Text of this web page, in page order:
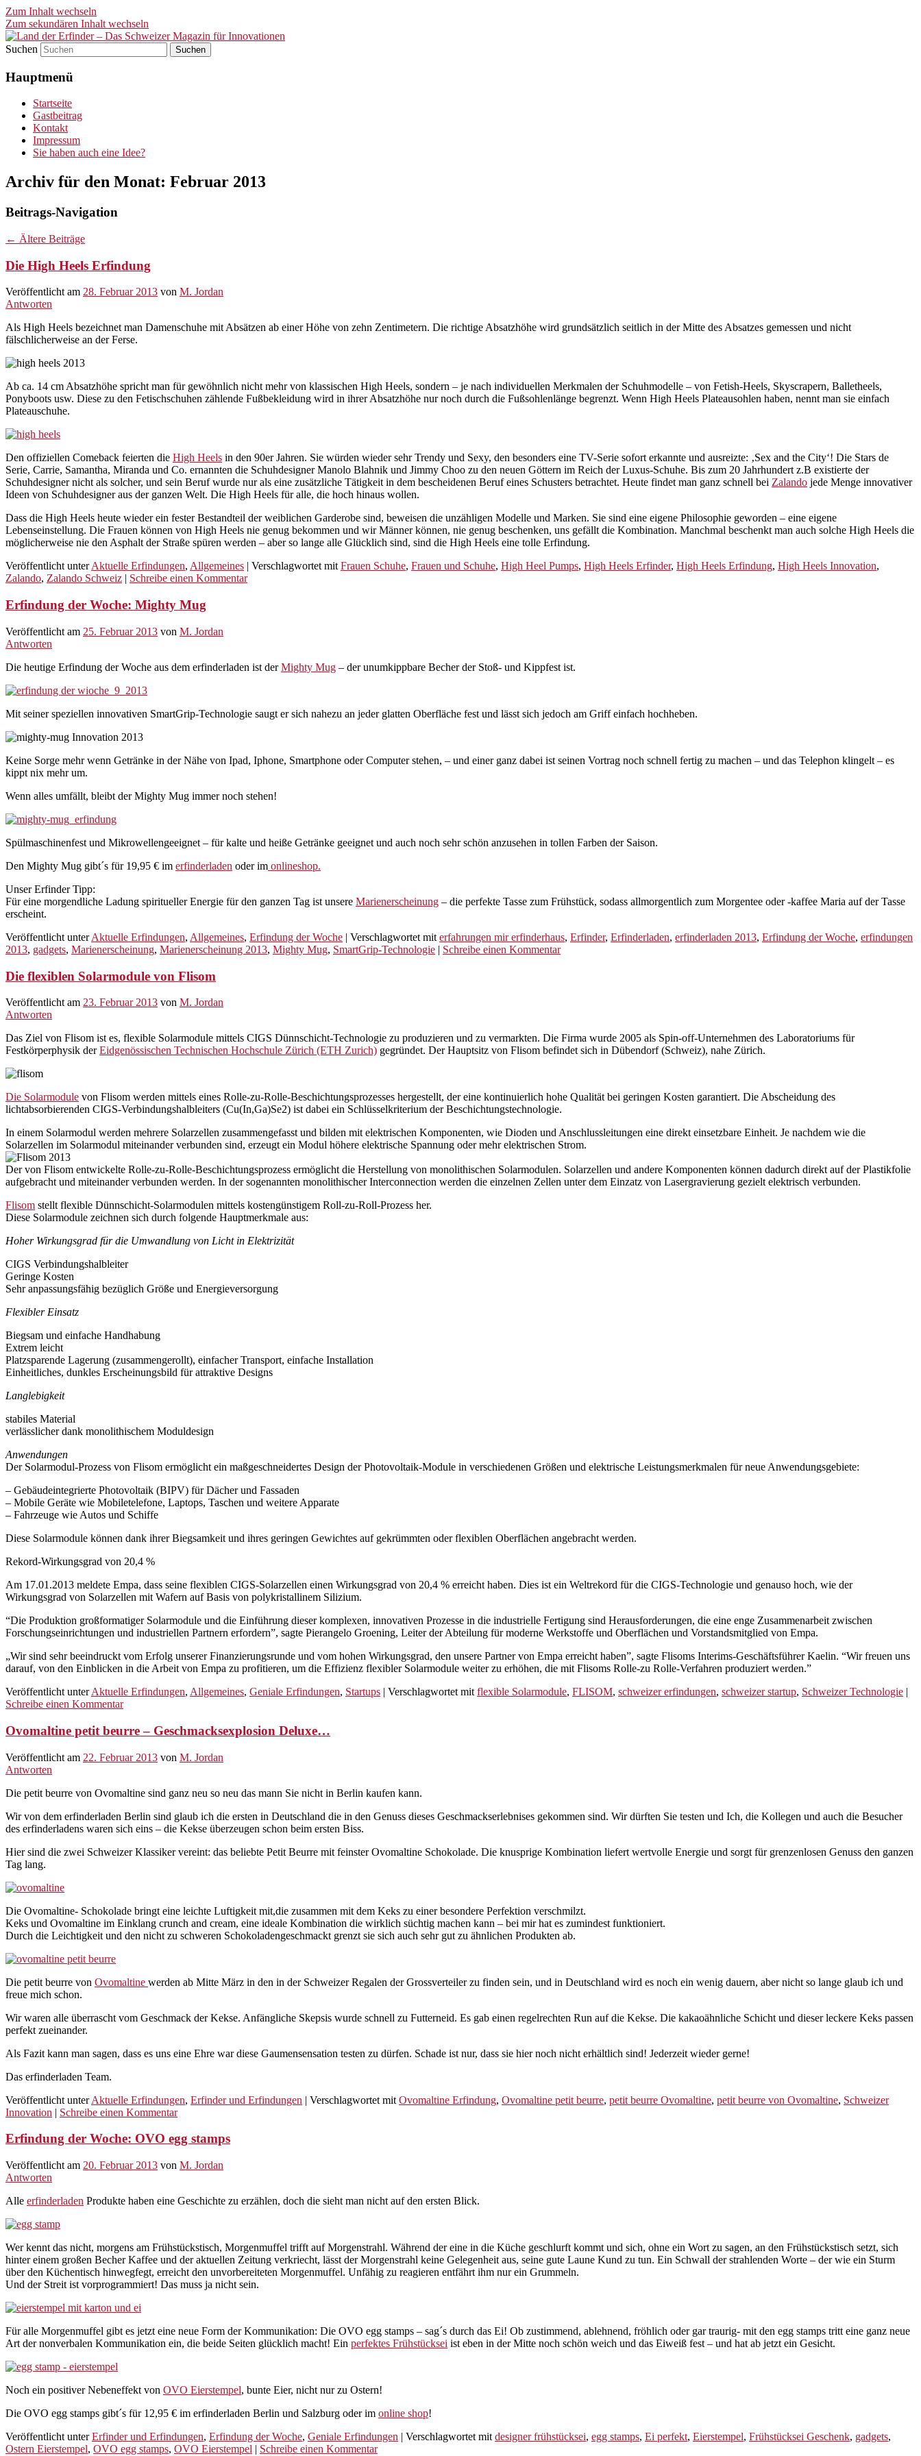
Zum Inhalt wechseln
Zum sekundären Inhalt wechseln
Land der Erfinder – Das Schweizer Magazin für Innovationen
Suchen
Hauptmenü
Startseite
Gastbeitrag
Kontakt
Impressum
Sie haben auch eine Idee?
Archiv für den Monat: Februar 2013
Beitrags-Navigation
← Ältere Beiträge
Die High Heels Erfindung
Veröffentlicht am 28. Februar 2013 von M. Jordan
Antworten
Als High Heels bezeichnet man Damenschuhe mit Absätzen ab einer Höhe von zehn Zentimetern. Die richtige Absatzhöhe wird grundsätzlich seitlich in der Mitte des Absatzes gemessen und nicht
fälschlicherweise an der Ferse.
Ab ca. 14 cm Absatzhöhe spricht man für gewöhnlich nicht mehr von klassischen High Heels, sondern – je nach individuellen Merkmalen der Schuhmodelle – von Fetish-Heels, Skyscrapern, Balletheels,
Ponyboots usw. Diese zu den Fetischschuhen zählende Fußbekleidung wird in ihrer Absatzhöhe nur noch durch die Fußsohlenlänge begrenzt. Wenn High Heels Plateausohlen haben, nennt man sie einfach
Plateauschuhe.
Den offiziellen Comeback feierten die High Heels in den 90er Jahren. Sie würden wieder sehr Trendy und Sexy, den besonders eine TV-Serie sofort erkannte und ausreizte: ‚Sex and the City‘! Die Stars de
Serie, Carrie, Samantha, Miranda und Co. ernannten die Schuhdesigner Manolo Blahnik und Jimmy Choo zu den neuen Göttern im Reich der Luxus-Schuhe. Bis zum 20 Jahrhundert z.B existierte der
Schuhdesigner nicht als solcher, und sein Beruf wurde nur als eine zusätzliche Tätigkeit in dem bescheidenen Beruf eines Schusters betrachtet. Heute findet man ganz schnell bei Zalando jede Menge innovativer
Ideen von Schuhdesigner aus der ganzen Welt. Die High Heels für alle, die hoch hinaus wollen.
Dass die High Heels heute wieder ein fester Bestandteil der weiblichen Garderobe sind, beweisen die unzähligen Modelle und Marken. Sie sind eine eigene Philosophie geworden – eine eigene
Lebenseinstellung. Die Frauen können von High Heels nie genug bekommen und wir Männer können, nie genug beschenken, uns gefällt die Kombination. Manchmal beschenkt man auch solche High Heels die
möglicherweise nie den Asphalt der Straße spüren werden – aber so lange alle Glücklich sind, sind die High Heels eine tolle Erfindung.
Veröffentlicht unterAktuelle Erfindungen, Allgemeines | Verschlagwortet mit Frauen Schuhe, Frauen und Schuhe, High Heel Pumps, High Heels Erfinder, High Heels Erfindung, High Heels Innovation,
Zalando, Zalando Schweiz | Schreibe einen Kommentar
Erfindung der Woche: Mighty Mug
Veröffentlicht am 25. Februar 2013 von M. Jordan
Antworten
Die heutige Erfindung der Woche aus dem erfinderladen ist derMighty Mug – der unumkippbare Becher der Stoß- und Kippfest ist.
Mit seiner speziellen innovativen SmartGrip-Technologie saugt er sich nahezu an jeder glatten Oberfläche fest und lässt sich jedoch am Griff einfach hochheben.
Keine Sorge mehr wenn Getränke in der Nähe von Ipad, Iphone, Smartphone oder Computer stehen, – und einer ganz dabei ist seinen Vortrag noch schnell fertig zu machen – und das Telephon klingelt – es
kippt nix mehr um.
Wenn alles umfällt, bleibt der Mighty Mug immer noch stehen!
Spülmaschinenfest und Mikrowellengeeignet – für kalte und heiße Getränke geeignet und auch noch sehr schön anzusehen in tollen Farben der Saison.
Den Mighty Mug gibt´s für 19,95 € im erfinderladen oder im onlineshop.
Unser Erfinder Tipp:
Für eine morgendliche Ladung spiritueller Energie für den ganzen Tag ist unsere Marienerscheinung – die perfekte Tasse zum Frühstück, sodass allmorgentlich zum Morgentee oder -kaffee Maria auf der Tasse
erscheint.
Veröffentlicht unter Aktuelle Erfindungen, Allgemeines, Erfindung der Woche | Verschlagwortet mit erfahrungen mir erfinderhaus, Erfinder, Erfinderladen, erfinderladen 2013, Erfindung der Woche, erfindungen
2013, gadgets, Marienerscheinung, Marienerscheinung 2013, Mighty Mug, SmartGrip-Technologie | Schreibe einen Kommentar
Die flexiblen Solarmodule von Flisom
Veröffentlicht am 23. Februar 2013 von M. Jordan
Antworten
Das Ziel von Flisom ist es, flexible Solarmodule mittels CIGS Dünnschicht-Technologie zu produzieren und zu vermarkten. Die Firma wurde 2005 als Spin-off-Unternehmen des Laboratoriums für
Festkörperphysik derEidgenössischen Technischen Hochschule Zürich (ETH Zurich) gegründet. Der Hauptsitz von Flisom befindet sich in Dübendorf (Schweiz), nahe Zürich.
Die Solarmodule von Flisom werden mittels eines Rolle-zu-Rolle-Beschichtungsprozesses hergestellt, der eine kontinuierlich hohe Qualität bei geringen Kosten garantiert. Die Abscheidung des
lichtabsorbierenden CIGS-Verbindungshalbleiters (Cu(In,Ga)Se2) ist dabei ein Schlüsselkriterium der Beschichtungstechnologie.
In einem Solarmodul werden mehrere Solarzellen zusammengefasst und bilden mit elektrischen Komponenten, wie Dioden und Anschlussleitungen eine direkt einsetzbare Einheit. Je nachdem wie die
Solarzellen im Solarmodul miteinander verbunden sind, erzeugt ein Modul höhere elektrische Spannung oder mehr elektrischen Strom.
Der von Flisom entwickelte Rolle-zu-Rolle-Beschichtungsprozess ermöglicht die Herstellung von monolithischen Solarmodulen. Solarzellen und andere Komponenten können dadurch direkt auf der Plastikfolie
aufgebracht und miteinander verbunden werden. In der sogenannten monolithischer Interconnection werden die einzelnen Zellen unter dem Einzatz von Lasergravierung gezielt elektrisch verbunden.
Flisom stellt flexible Dünnschicht-Solarmodulen mittels kostengünstigem Roll-zu-Roll-Prozess her.
Diese Solarmodule zeichnen sich durch folgende Hauptmerkmale aus:
Hoher Wirkungsgrad für die Umwandlung von Licht in Elektrizität
CIGS Verbindungshalbleiter
Geringe Kosten
Sehr anpassungsfähig bezüglich Größe und Energieversorgung
Flexibler Einsatz
Biegsam und einfache Handhabung
Extrem leicht
Platzsparende Lagerung (zusammengerollt), einfacher Transport, einfache Installation
Einheitliches, dunkles Erscheinungsbild für attraktive Designs
Langlebigkeit
stabiles Material
verlässlicher dank monolithischem Moduldesign
Anwendungen
Der Solarmodul-Prozess von Flisom ermöglicht ein maßgeschneidertes Design der Photovoltaik-Module in verschiedenen Größen und elektrische Leistungsmerkmalen für neue Anwendungsgebiete:
– Gebäudeintegrierte Photovoltaik (BIPV) für Dächer und Fassaden
– Mobile Geräte wie Mobiletelefone, Laptops, Taschen und weitere Apparate
– Fahrzeuge wie Autos und Schiffe
Diese Solarmodule können dank ihrer Biegsamkeit und ihres geringen Gewichtes auf gekrümmten oder flexiblen Oberflächen angebracht werden.
Rekord-Wirkungsgrad von 20,4 %
Am 17.01.2013 meldete Empa, dass seine flexiblen CIGS-Solarzellen einen Wirkungsgrad von 20,4 % erreicht haben. Dies ist ein Weltrekord für die CIGS-Technologie und genauso hoch, wie der
Wirkungsgrad von Solarzellen mit Wafern auf Basis von polykristallinem Silizium.
“Die Produktion großformatiger Solarmodule und die Einführung dieser komplexen, innovativen Prozesse in die industrielle Fertigung sind Herausforderungen, die eine enge Zusammenarbeit zwischen
Forschungseinrichtungen und industriellen Partnern erfordern”, sagte Pierangelo Groening, Leiter der Abteilung für moderne Werkstoffe und Oberflächen und Vorstandsmitglied von Empa.
„Wir sind sehr beeindruckt vom Erfolg unserer Finanzierungsrunde und vom hohen Wirkungsgrad, den unsere Partner von Empa erreicht haben”, sagte Flisoms Interims-Geschäftsführer Kaelin. “Wir freuen uns
darauf, von den Einblicken in die Arbeit von Empa zu profitieren, um die Effizienz flexibler Solarmodule weiter zu erhöhen, die mit Flisoms Rolle-zu Rolle-Verfahren produziert werden.”
Veröffentlicht unter Aktuelle Erfindungen, Allgemeines, Geniale Erfindungen, Startups | Verschlagwortet mit flexible Solarmodule, FLISOM, schweizer erfindungen, schweizer startup, Schweizer Technologie |
Schreibe einen Kommentar
Ovomaltine petit beurre – Geschmacksexplosion Deluxe…
Veröffentlicht am 22. Februar 2013 von M. Jordan
Antworten
Die petit beurre von Ovomaltine sind ganz neu so neu das mann Sie nicht in Berlin kaufen kann.
Wir von dem erfinderladen Berlin sind glaub ich die ersten in Deutschland die in den Genuss dieses Geschmackserlebnises gekommen sind. Wir dürften Sie testen und Ich, die Kollegen und auch die Besucher
des erfinderladens waren sich eins – die Kekse überzeugen schon beim ersten Biss.
Hier sind die zwei Schweizer Klassiker vereint: das beliebte Petit Beurre mit feinster Ovomaltine Schokolade. Die knusprige Kombination liefert wertvolle Energie und sorgt für grenzenlosen Genuss den ganzen
Tag lang.
Die Ovomaltine- Schokolade bringt eine leichte Luftigkeit mit,die zusammen mit dem Keks zu einer besondere Perfektion verschmilzt.
Keks und Ovomaltine im Einklang crunch and cream, eine ideale Kombination die wirklich süchtig machen kann – bei mir hat es zumindest funktioniert.
Durch die Leichtigkeit und den nicht zu schweren Schokoladengeschmackt grenzt sie sich auch sehr gut zu ähnlichen Produkten ab.
Die petit beurre von Ovomaltine werden ab Mitte März in den in der Schweizer Regalen der Grossverteiler zu finden sein, und in Deutschland wird es noch ein wenig dauern, aber nicht so lange glaub ich und
freue mich schon.
Wir waren alle überrascht vom Geschmack der Kekse. Anfängliche Skepsis wurde schnell zu Futterneid. Es gab einen regelrechten Run auf die Kekse. Die kakaoähnliche Schicht und dieser leckere Keks passen
perfekt zueinander.
Als Fazit kann man sagen, dass es uns eine Ehre war diese Gaumensensation testen zu dürfen. Schade ist nur, dass sie hier noch nicht erhältlich sind! Jederzeit wieder gerne!
Das erfinderladen Team.
Veröffentlicht unter Aktuelle Erfindungen, Erfinder und Erfindungen | Verschlagwortet mit Ovomaltine Erfindung, Ovomaltine petit beurre, petit beurre Ovomaltine, petit beurre von Ovomaltine, Schweizer
Innovation | Schreibe einen Kommentar
Erfindung der Woche: OVO egg stamps
Veröffentlicht am 20. Februar 2013 von M. Jordan
Antworten
Alle erfinderladen Produkte haben eine Geschichte zu erzählen, doch die sieht man nicht auf den ersten Blick.
Wer kennt das nicht, morgens am Frühstückstisch, Morgenmuffel trifft auf Morgenstrahl. Während der eine in die Küche geschlurft kommt und sich, ohne ein Wort zu sagen, an den Frühstückstisch setzt, sich
hinter einem großen Becher Kaffee und der aktuellen Zeitung verkriecht, lässt der Morgenstrahl keine Gelegenheit aus, seine gute Laune Kund zu tun. Ein Schwall der strahlenden Worte – der wie ein Sturm
über den Küchentisch hinwegfegt, erreicht den unvorbereiteten Morgenmuffel. Unfähig zu reagieren entfährt ihm nur ein Grummeln.
Und der Streit ist vorprogrammiert! Das muss ja nicht sein.
Für alle Morgenmuffel gibt es jetzt eine neue Form der Kommunikation: Die OVO egg stamps – sag´s durch das Ei! Ob zustimmend, ablehnend, fröhlich oder gar traurig- mit den egg stamps tritt eine ganz neue
Art der nonverbalen Kommunikation ein, die beide Seiten glücklich macht! Ein perfektes Frühstücksei ist eben in der Mitte noch schön weich und das Eiweiß fest – und hat ab jetzt ein Gesicht.
Noch ein positiver Nebeneffekt von OVO Eierstempel, bunte Eier, nicht nur zu Ostern!
Die OVO egg stamps gibt´s für 12,95 € im erfinderladen Berlin und Salzburg oder im online shop!
Veröffentlicht unter Erfinder und Erfindungen, Erfindung der Woche, Geniale Erfindungen | Verschlagwortet mit designer frühstücksei, egg stamps, Ei perfekt, Eierstempel, Frühstücksei Geschenk, gadgets,
Ostern Eierstempel, OVO egg stamps, OVO Eierstempel | Schreibe einen Kommentar